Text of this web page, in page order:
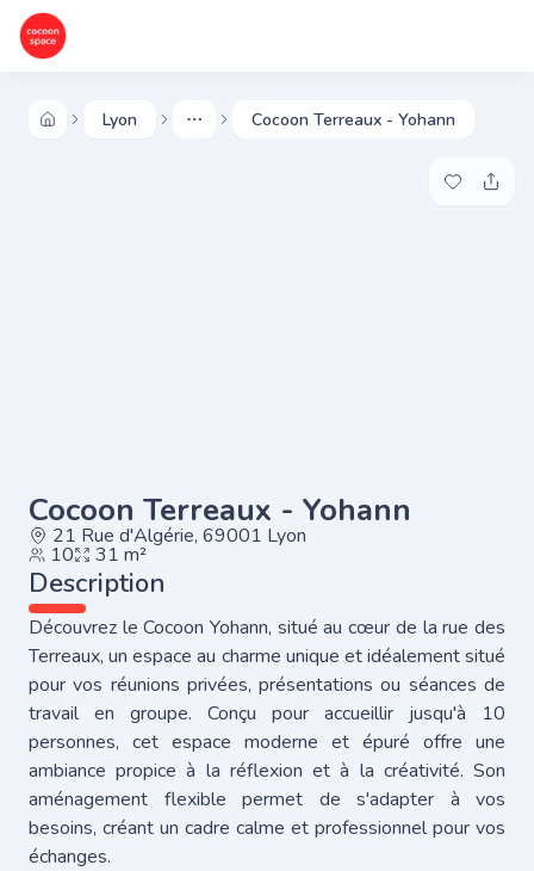
Lyon More Cocoon Terreaux - Yohann
Ajouter à
Cocoon Terreaux - Yohann
21 Rue d'Algérie, 69001 Lyon
10 31 m²
Description
Découvrez le Cocoon Yohann, situé au cœur de la rue des
Terreaux, un espace au charme unique et idéalement situé
pour vos réunions privées, présentations ou séances de
travail en groupe. Conçu pour accueillir jusqu'à 10
personnes, cet espace moderne et épuré offre une
ambiance propice à la réflexion et à la créativité. Son
aménagement flexible permet de s'adapter à vos
besoins, créant un cadre calme et professionnel pour vos
échanges.